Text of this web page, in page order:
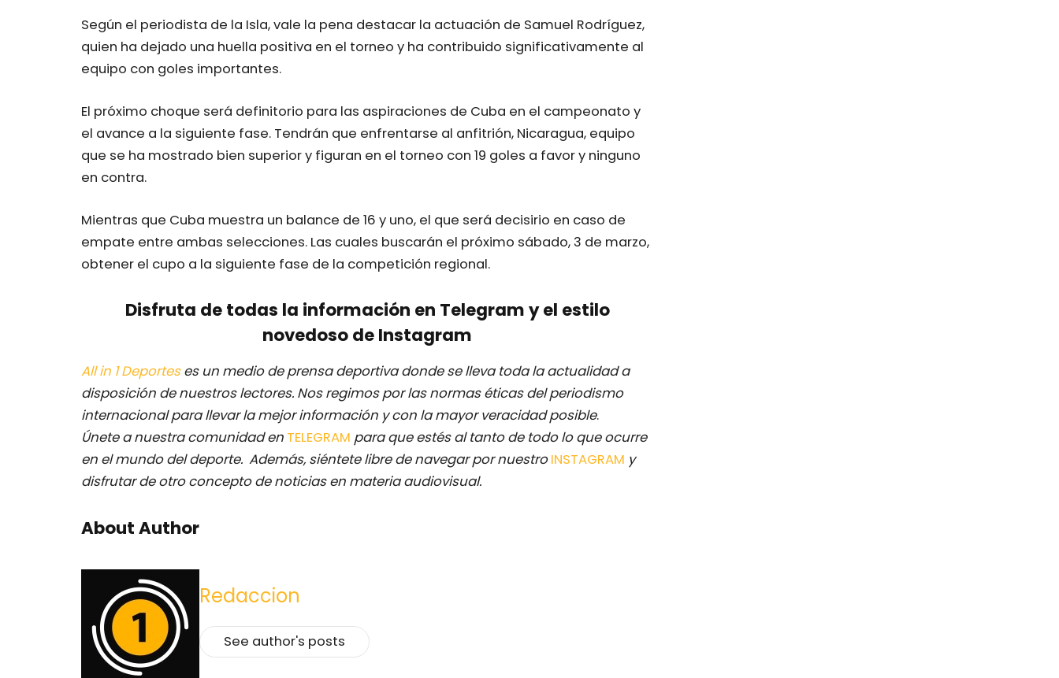
Según el periodista de la Isla, vale la pena destacar la actuación de Samuel Rodríguez,
quien ha dejado una huella positiva en el torneo y ha contribuido significativamente al
equipo con goles importantes.
El próximo choque será definitorio para las aspiraciones de Cuba en el campeonato y
el avance a la siguiente fase. Tendrán que enfrentarse al anfitrión, Nicaragua, equipo
que se ha mostrado bien superior y figuran en el torneo con 19 goles a favor y ninguno
en contra.
Mientras que Cuba muestra un balance de 16 y uno, el que será decisirio en caso de
empate entre ambas selecciones. Las cuales buscarán el próximo sábado, 3 de marzo,
obtener el cupo a la siguiente fase de la competición regional.
Disfruta de todas la información en Telegram y el estilo
novedoso de Instagram
All in 1 Deporteses un medio de prensa deportiva donde se lleva toda la actualidad a
disposición de nuestros lectores. Nos regimos por las normas éticas del periodismo
internacional para llevar la mejor información y con la mayor veracidad posible.
Únete a nuestra comunidad en TELEGRAM para que estés al tanto de todo lo que ocurre
en el mundo del deporte. Además, siéntete libre de navegar por nuestro INSTAGRAM y
disfrutar de otro concepto de noticias en materia audiovisual.
About Author
Redaccion
See author's posts